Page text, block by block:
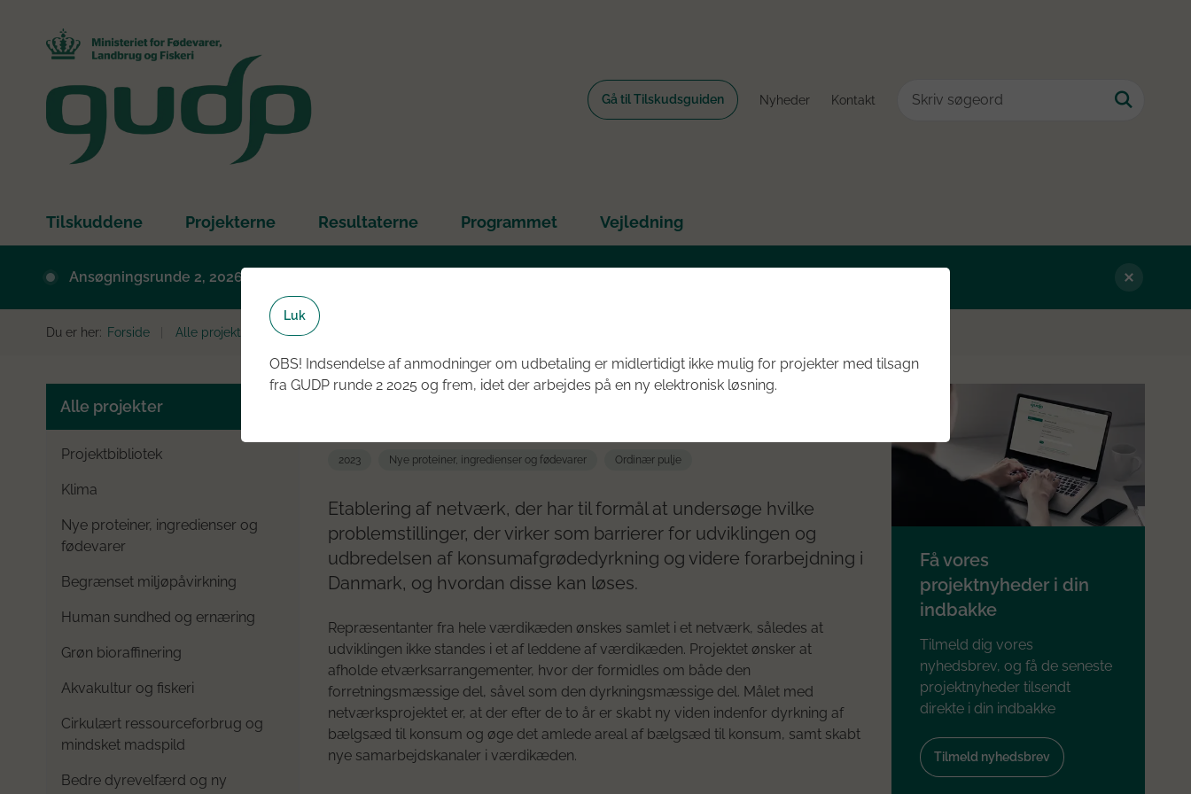
Gå til Tilskudsguiden Nyheder Kontakt
Tilskuddene Projekterne Resultaterne Programmet Vejledning
Ansøgningsrunde 2, 2026 er nu åben - læs mere om rundens fokus her
Du er her: Forside Alle projekter Projektbibliotek
Alle projekter
Projektbibliotek
Klima
Nye proteiner, ingredienser og
fødevarer
Begrænset miljøpåvirkning
Human sundhed og ernæring
Grøn bioraffinering
Akvakultur og fiskeri
Cirkulært ressourceforbrug og
mindsket madspild
Bedre dyrevelfærd og ny
ASAP Bælg Netværket
2023 Nye proteiner, ingredienser og fødevarer Ordinær pulje
Etablering af netværk, der har til formål at undersøge hvilke
problemstillinger, der virker som barrierer for udviklingen og
udbredelsen af konsumafgrødedyrkning og videre forarbejdning i
Danmark, og hvordan disse kan løses.
Repræsentanter fra hele værdikæden ønskes samlet i et netværk, således at
udviklingen ikke standes i et af leddene af værdikæden. Projektet ønsker at
afholde etværksarrangementer, hvor der formidles om både den
forretningsmæssige del, såvel som den dyrkningsmæssige del. Målet med
netværksprojektet er, at der efter de to år er skabt ny viden indenfor dyrkning af
bælgsæd til konsum og øge det amlede areal af bælgsæd til konsum, samt skabt
nye samarbejdskanaler i værdikæden.
Få vores
projektnyheder i din
indbakke
Tilmeld dig vores
nyhedsbrev, og få de seneste
projektnyheder tilsendt
direkte i din indbakke
Tilmeld nyhedsbrev
Luk
OBS! Indsendelse af anmodninger om udbetaling er midlertidigt ikke mulig for projekter med tilsagn
fra GUDP runde 2 2025 og frem, idet der arbejdes på en ny elektronisk løsning.